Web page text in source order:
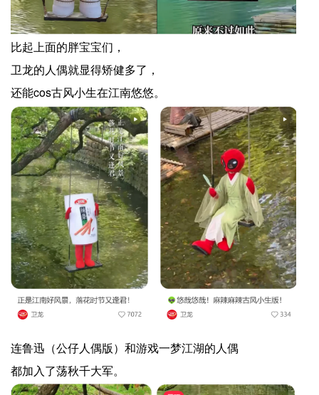
比起上面的胖宝宝们，
卫龙的人偶就显得矫健多了，
还能cos古风小生在江南悠悠。
连鲁迅（公仔人偶版）和游戏一梦江湖的人偶
都加入了荡秋千大军。